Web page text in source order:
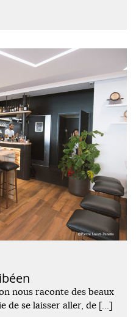
nous raconte des beaux
de se laisser aller, de […]